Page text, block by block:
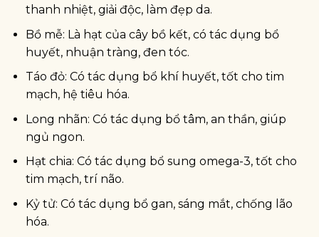
thanh nhiệt, giải độc, làm đẹp da.
Bồ mễ: Là hạt của cây bồ kết, có tác dụng bổ
huyết, nhuận tràng, đen tóc.
Táo đỏ: Có tác dụng bổ khí huyết, tốt cho tim
mạch, hệ tiêu hóa.
Long nhãn: Có tác dụng bổ tâm, an thần, giúp
ngủ ngon.
Hạt chia: Có tác dụng bổ sung omega-3, tốt cho
tim mạch, trí não.
Kỷ tử: Có tác dụng bổ gan, sáng mắt, chống lão
hóa.